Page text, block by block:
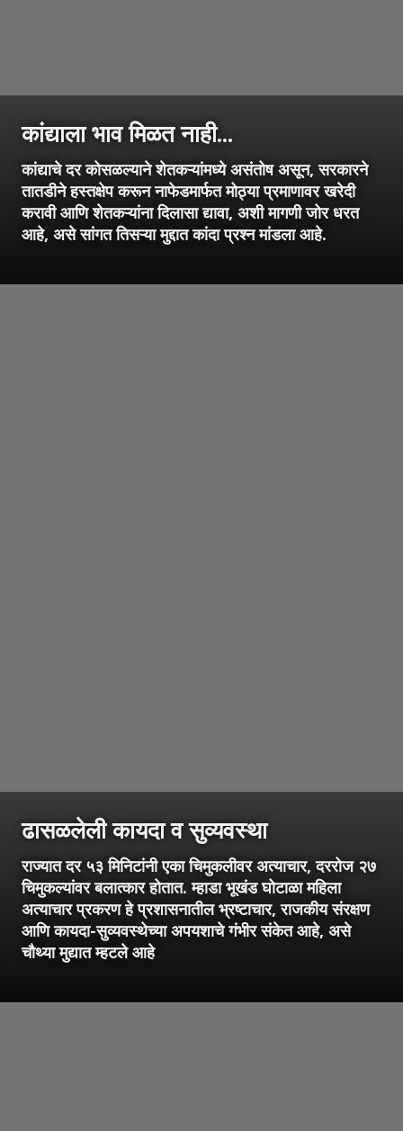
कांद्याला भाव मिळत नाही...
कांद्याचे दर कोसळल्याने शेतकऱ्यांमध्ये असंतोष असून, सरकारने
तातडीने हस्तक्षेप करून नाफेडमार्फत मोठ्या प्रमाणावर खरेदी
करावी आणि शेतकऱ्यांना दिलासा द्यावा, अशी मागणी जोर धरत
आहे, असे सांगत तिसऱ्या मुद्दात कांदा प्रश्न मांडला आहे.
ढासळलेली कायदा व सुव्यवस्था
राज्यात दर ५३ मिनिटांनी एका चिमुकलीवर अत्याचार, दररोज २७
चिमुकल्यांवर बलात्कार होतात. म्हाडा भूखंड घोटाळा महिला
अत्याचार प्रकरण हे प्रशासनातील भ्रष्टाचार, राजकीय संरक्षण
आणि कायदा-सुव्यवस्थेच्या अपयशाचे गंभीर संकेत आहे, असे
चौथ्या मुद्यात म्हटले आहे